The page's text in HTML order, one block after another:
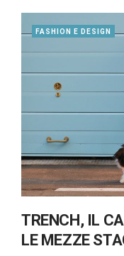
FASHION E DESIGN
TRENCH, IL
LE MEZZE